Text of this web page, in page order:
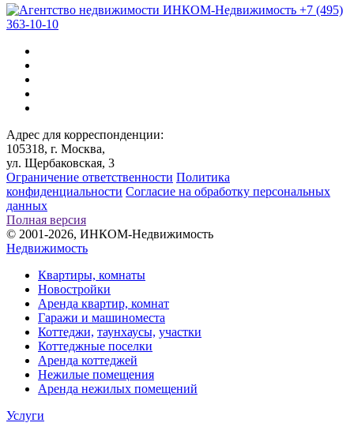
+7 (495)
363-10-10
Адрес для корреспонденции:
105318, г. Москва,
ул. Щербаковская, 3
Ограничение ответственности Политика
конфиденциальности Согласие на обработку персональных
данных
Полная версия
© 2001-2026, ИНКОМ-Недвижимость
Недвижимость
Квартиры, комнаты
Новостройки
Аренда квартир, комнат
Гаражи и машиноместа
Коттеджи, таунхаусы, участки
Коттеджные поселки
Аренда коттеджей
Нежилые помещения
Аренда нежилых помещений
Услуги